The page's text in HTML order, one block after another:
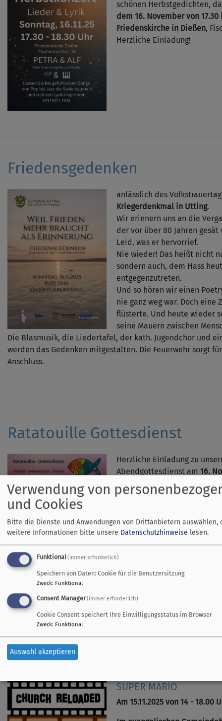
schönen Herbstgedichten,
dem 16. November von
Friedenskirche in Dießen,
Herzliche Einladung!
Friedensgedenken
anlässlich des
Kriegerdenkmal in Utting.
Wir erinnern uns an die
der vor über 80 Jahren
Leid, was er hervorrief.
Nie wieder! Das heißt nicht
sondern auch, dem Hass
entgegenzutreten.
Und so hören wir einen
nie ganz weg war. Doch eine
flüsterte. Und heute wieder
seine Mauern zwischen
Die Blasmusik, die Liedertafel, der kath. Jugendchor und
werden das Gedenken mitgestalten. Die Feuerwehr sorgt
Anschluss.
Ratatouille Gottesdienst
Bildrechte Platzer
Herzliche Einladung zu
Abendgottesdienst am 16.
der Friedenskirche in Dießen.
unseren Gottesdienst
Lassen Sie uns dieses
CHURCH RELOADED
SUPER MARIO
Am 15.11.2025 von 14 - 18.00
Verwendung von
und Cookies
Bitte die Dienste und Anwendungen von Drittanbietern
weitere Informationen bitte unsere Datenschutzhinweise lesen.
Funktional(immer erforderlich)
Speichern von Daten: Cookie für die Benutzersitzung
Zweck: Funktional
Consent Manager(immer erforderlich)
Cookie Consent speichert Ihre Einwilligungsstatus im Browser
Zweck: Funktional
Auswahl akzeptieren